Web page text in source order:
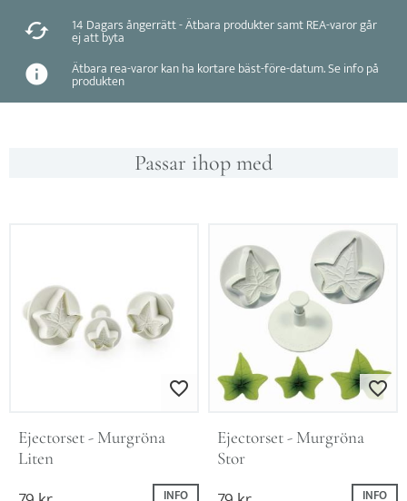
14 Dagars ångerrätt - Ätbara produkter samt REA-varor går
ej att byta
Ätbara rea-varor kan ha kortare bäst-före-datum. Se info på
produkten
Passar ihop med
Lägg till i favoriter
Ejectorset - Murgröna
Liten
INFO
Lägg till i
Ejectorset - Murgröna
Stor
INFO